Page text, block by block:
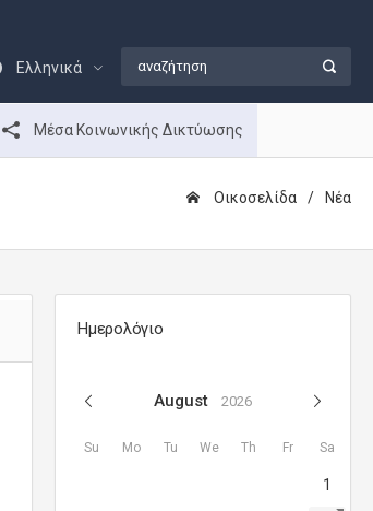
Ελληνικά
Μέσα Κοινωνικής Δικτύωσης
Οικοσελίδα Νέα
Ημερολόγιο
August 2026
Su Mo Tu We Th Fr Sa
1